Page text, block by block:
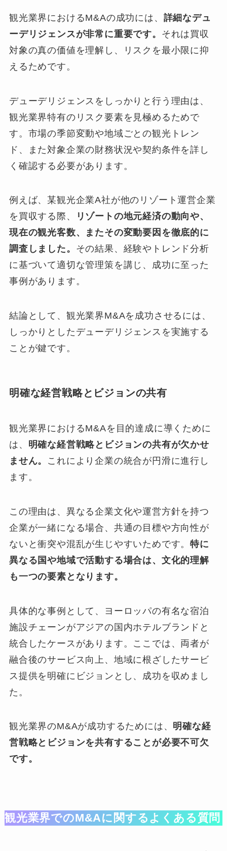
観光業界におけるM&Aの成功には、 詳細なデュ
ーデリジェンスが非常に重要です。 それは買収
対象の真の価値を理解し、リスクを最小限に抑
えるためです。
デューデリジェンスをしっかりと行う理由は、
観光業界特有のリスク要素を見極めるためで
す。市場の季節変動や地域ごとの観光トレン
ド、また対象企業の財務状況や契約条件を詳し
く確認する必要があります。
例えば、某観光企業A社が他のリゾート運営企業
を買収する際、
リゾートの地元経済の動向や、
現在の観光客数、またその変動要因を徹底的に
調査しました。 その結果、経験やトレンド分析
に基づいて適切な管理策を講じ、成功に至った
事例があります。
結論として、観光業界M&Aを成功させるには、
しっかりとしたデューデリジェンスを実施する
ことが鍵です。
明確な経営戦略とビジョンの共有
観光業界におけるM&Aを目的達成に導くために
は、 明確な経営戦略とビジョンの共有が欠かせ
ません。 これにより企業の統合が円滑に進行し
ます。
この理由は、異なる企業文化や運営方針を持つ
企業が一緒になる場合、共通の目標や方向性が
ないと衝突や混乱が生じやすいためです。特に
異なる国や地域で活動する場合は、文化的理解
も一つの要素となります。
具体的な事例として、ヨーロッパの有名な宿泊
施設チェーンがアジアの国内ホテルブランドと
統合したケースがあります。ここでは、両者が
融合後のサービス向上、地域に根ざしたサービ
ス提供を明確にビジョンとし、成功を収めまし
た。
観光業界のM&Aが成功するためには、 明確な経
営戦略とビジョンを共有することが必要不可欠
です。
観光業界でのM&Aに関するよくある質問